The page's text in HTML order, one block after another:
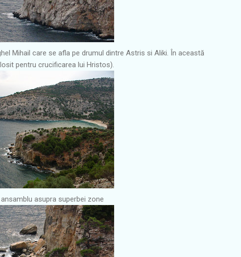
Mihail care se afla pe drumul dintre Astris si Aliki. În această
pentru crucificarea lui Hristos).
asupra superbei zone